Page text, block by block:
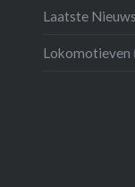
Laatste Nieuws
Lokomotieven